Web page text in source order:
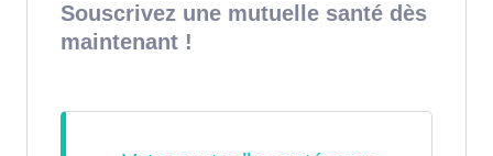
Souscrivez une mutuelle santé dès
maintenant !